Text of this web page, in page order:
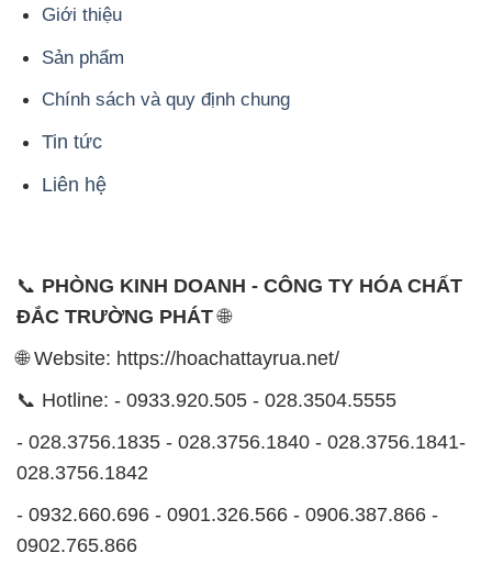
Giới thiệu
Sản phẩm
Chính sách và quy định chung
Tin tức
Liên hệ
📞 PHÒNG KINH DOANH - CÔNG TY HÓA CHẤT
ĐẮC TRƯỜNG PHÁT🌐
🌐 Website: https://hoachattayrua.net/
📞 Hotline: - 0933.920.505 - 028.3504.5555
- 028.3756.1835 - 028.3756.1840 - 028.3756.1841-
028.3756.1842
- 0932.660.696 - 0901.326.566 - 0906.387.866 -
0902.765.866